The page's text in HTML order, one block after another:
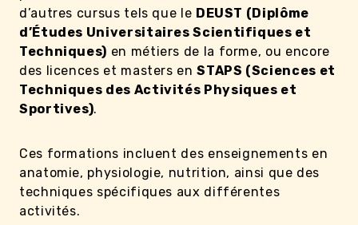
d’autres cursus tels que le DEUST (Diplôme
d’Études Universitaires Scientifiques et
Techniques) en métiers de la forme, ou encore
des licences et masters enSTAPS (Sciences et
Techniques des Activités Physiques et
Sportives).
Ces formations incluent des enseignements en
anatomie, physiologie, nutrition, ainsi que des
techniques spécifiques aux différentes
activités.